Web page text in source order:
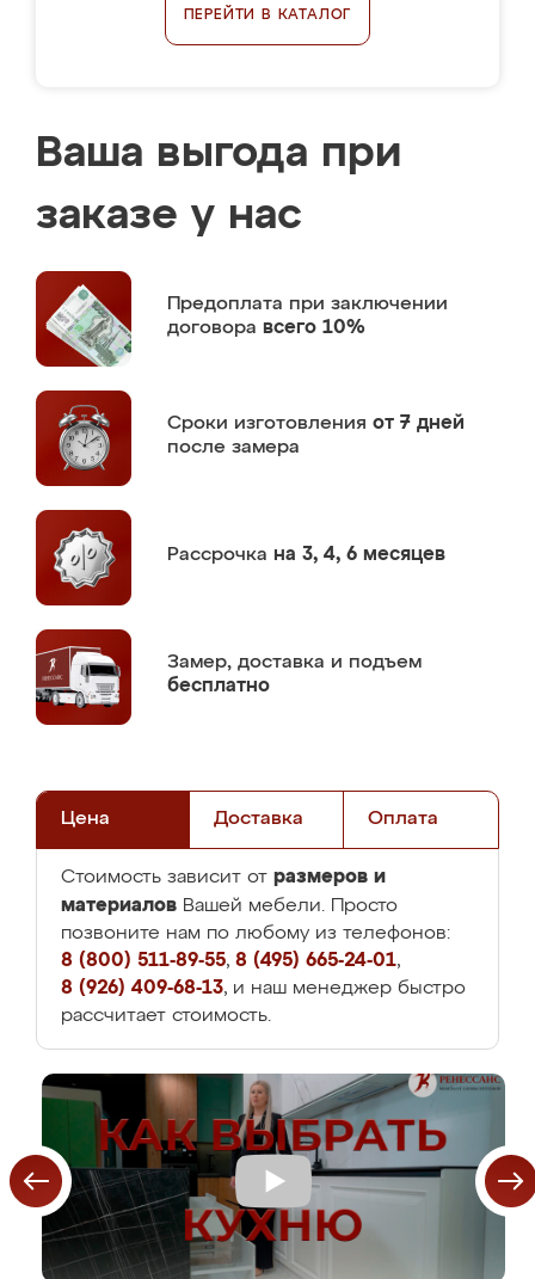
ПЕРЕЙТИ В КАТАЛОГ
Ваша выгода при
заказе у нас
Предоплата при заключении
договора всего 10%
Сроки изготовления от 7 дней
после замера
Рассрочка на 3, 4, 6 месяцев
Замер, доставка и подъем
бесплатно
Цена Доставка Оплата
Стоимость зависит от размеров и
материалов Вашей мебели. Просто
позвоните нам по любому из телефонов:
8 (800) 511-89-55, 8 (495) 665-24-01,
8 (926) 409-68-13, и наш менеджер быстро
рассчитает стоимость.